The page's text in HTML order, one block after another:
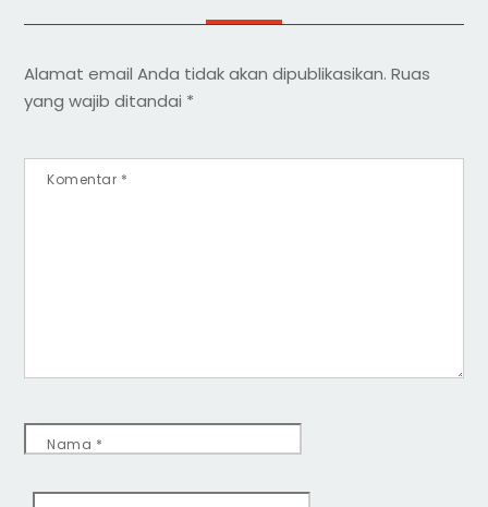
Alamat email Anda tidak akan dipublikasikan. Ruas
yang wajib ditandai *
Komentar *
Nama *